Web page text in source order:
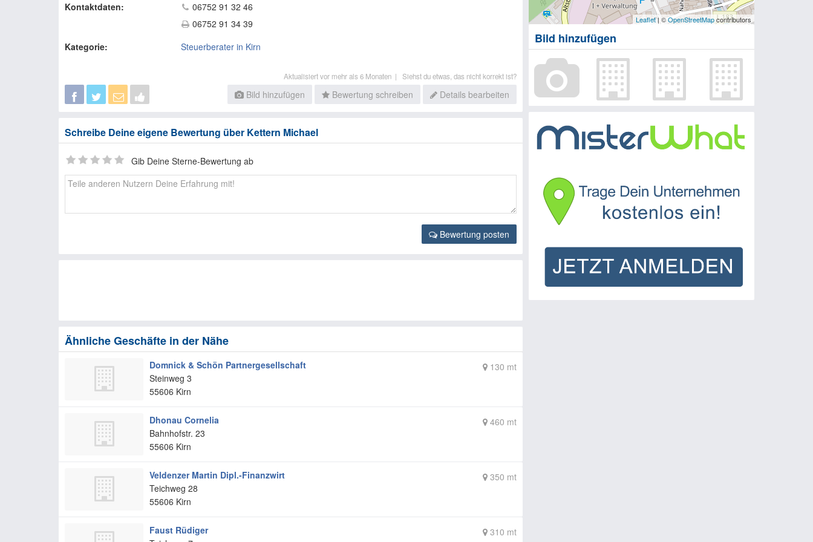
Kontaktdaten:
06752 91 32 46
06752 91 34 39
Kategorie:
Steuerberater in Kirn
Aktualisiert vor mehr als 6 Monaten | Siehst du etwas, das nicht korrekt ist?
Bild hinzufügen Bewertung schreiben Details bearbeiten
Schreibe Deine eigene Bewertung über Kettern Michael
Gib Deine Sterne-Bewertung ab
Bewertung posten
Ähnliche Geschäfte in der Nähe
130 mt
Domnick & Schön Partnergesellschaft
Steinweg 3
55606 Kirn
460 mt
Dhonau Cornelia
Bahnhofstr. 23
55606 Kirn
350 mt
Veldenzer Martin Dipl.-Finanzwirt
Teichweg 28
55606 Kirn
310 mt
Faust Rüdiger
Leaflet| ©OpenStreetMapcontributors
Bild hinzufügen